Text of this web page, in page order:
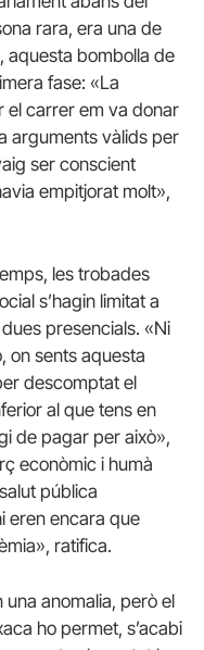
rara, era una de
aquesta bombolla de
fase: «La
el carrer em va donar
arguments vàlids per
ser conscient
empitjorat molt»,
les trobades
s’hagin limitat a
presencials. «Ni
on sents aquesta
descomptat el
al que tens en
de pagar per això»,
econòmic i humà
pública
eren encara que
ratifica.
anomalia, però el
ho permet, s’acabi